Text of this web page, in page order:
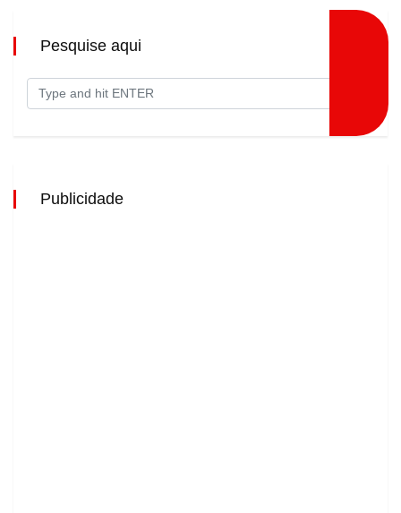
Pesquise aqui
Publicidade